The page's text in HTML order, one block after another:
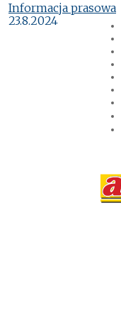
Informacja prasowa
23.8.2024